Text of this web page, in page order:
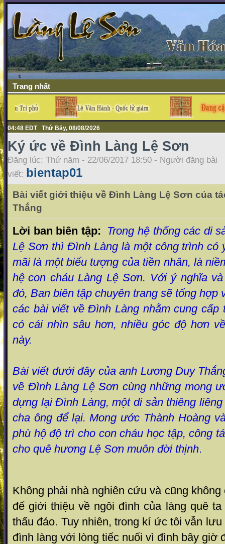
Trang nhất
04:48 EDT Thứ Bảy, 08/08/2026
Ký ức về Đình Làng Lệ Sơn
Đăng lúc: Thứ năm - 22/06/2017 18:50 - Người đăng bài
viết: bientap01
Bài viết giới thiệu về Đình Làng Lệ Sơn của
Thắng
Lời ban biên tập: Trong hệ thống các di
Lệ Sơn thì Đình Làng là một công trình có
mãi là một biểu tượng của tiền nhân, là
hệ con cháu Làng Lệ Sơn. Với ý nghĩa
đó, Ban biên tập chuyên trang sẽ tổng hợp
các bài viết về Đình Làng nhằm cung cấp
có cái nhìn sâu hơn, nhiều góc độ hơn
này.
Bài viết dưới đây của anh Lương Duy
về Đình Làng Lệ Sơn cùng những mong
dựng lại Đình Làng, một di sản thiêng
cha ông để lại. Mong ước Thành Hoàng
phù hộ độ trì cho con cháu học tập, công
cho quê hương Lệ Sơn muôn đời thịnh.
Không phải nhà nghiên cứu và cũng
để giới thiệu về ngôi đình của làng quê
thấu đáo. Tuy nhiên, trong kí ức tôi vẫn
đình làng với lòng tiếc nuối vì đình bây giờ